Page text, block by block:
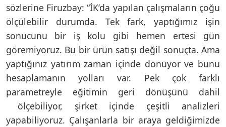
sözlerine Firuzbay: “İK’da yapılan çalışmaların çoğu
ölçülebilir durumda. Tek fark, yaptığımız işin
sonucunu bir iş kolu gibi hemen ertesi gün
göremiyoruz. Bu bir ürün satışı değil sonuçta. Ama
yaptığınız yatırım zaman içinde dönüyor ve bunu
hesaplamanın yolları var. Pek çok farklı
parametreyle eğitimin geri dönüşünü dahil
ölçebiliyor, şirket içinde çeşitli analizleri
yapabiliyoruz. Çalışanlarla bir araya geldiğimizde